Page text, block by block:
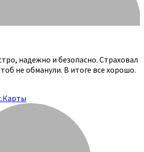
надежно и безопасно. Страховал
не обманули. В итоге все хорошо.